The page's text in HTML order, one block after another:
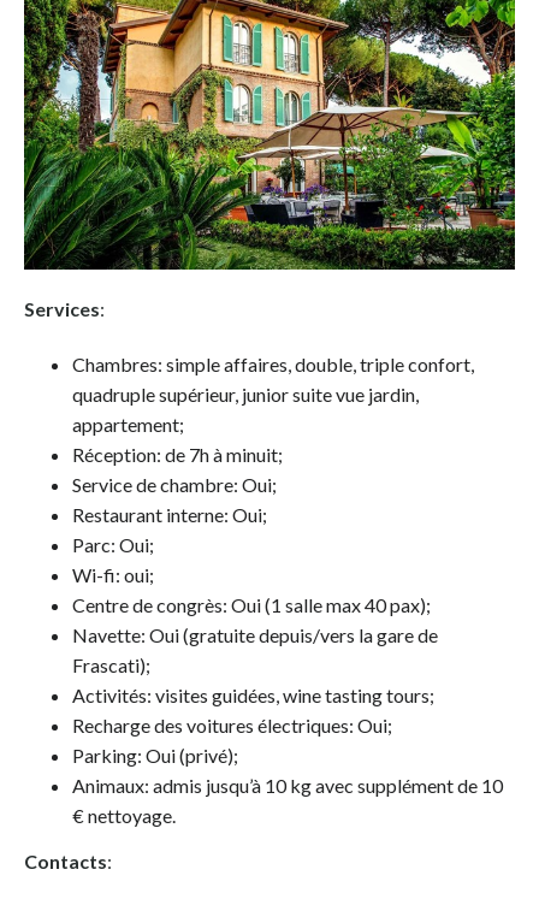
Services:
Chambres: simple affaires, double, triple confort,
quadruple supérieur, junior suite vue jardin,
appartement;
Réception: de 7h à minuit;
Service de chambre: Oui;
Restaurant interne: Oui;
Parc: Oui;
Wi-fi: oui;
Centre de congrès: Oui (1 salle max 40 pax);
Navette: Oui (gratuite depuis/vers la gare de
Frascati);
Activités: visites guidées, wine tasting tours;
Recharge des voitures électriques: Oui;
Parking: Oui (privé);
Animaux: admis jusqu’à 10 kg avec supplément de 10
€ nettoyage.
Contacts: